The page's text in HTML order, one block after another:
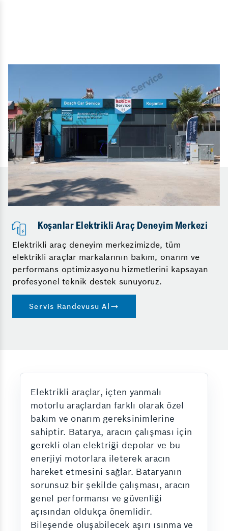
Koşanlar Elektrikli Araç Deneyim Merkezi
Elektrikli araç deneyim merkezimizde, tüm
elektrikli araçlar markalarının bakım, onarım ve
performans optimizasyonu hizmetlerini kapsayan
profesyonel teknik destek sunuyoruz.
Servis Randevusu Al
Elektrikli araçlar, içten yanmalı
motorlu araçlardan farklı olarak özel
bakım ve onarım gereksinimlerine
sahiptir. Batarya, aracın çalışması için
gerekli olan elektriği depolar ve bu
enerjiyi motorlara ileterek aracın
hareket etmesini sağlar. Bataryanın
sorunsuz bir şekilde çalışması, aracın
genel performansı ve güvenliği
açısından oldukça önemlidir.
Bileşende oluşabilecek aşırı ısınma ve